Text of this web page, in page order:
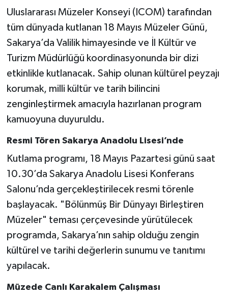
Uluslararası Müzeler Konseyi (ICOM) tarafından
tüm dünyada kutlanan 18 Mayıs Müzeler Günü,
Sakarya’da Valilik himayesinde ve İl Kültür ve
Turizm Müdürlüğü koordinasyonunda bir dizi
etkinlikle kutlanacak. Sahip olunan kültürel peyzajı
korumak, milli kültür ve tarih bilincini
zenginleştirmek amacıyla hazırlanan program
kamuoyuna duyuruldu.
Resmi Tören Sakarya Anadolu Lisesi’nde
Kutlama programı, 18 Mayıs Pazartesi günü saat
10.30’da Sakarya Anadolu Lisesi Konferans
Salonu’nda gerçekleştirilecek resmi törenle
başlayacak. "Bölünmüş Bir Dünyayı Birleştiren
Müzeler" teması çerçevesinde yürütülecek
programda, Sakarya’nın sahip olduğu zengin
kültürel ve tarihi değerlerin sunumu ve tanıtımı
yapılacak.
Müzede Canlı Karakalem Çalışması